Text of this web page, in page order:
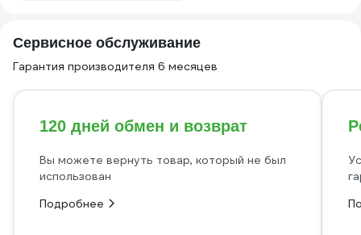
Сервисное обслуживание
Гарантия производителя 6 месяцев
120 дней обмен и возврат
Вы можете вернуть товар, который не был
использован
Подробнее